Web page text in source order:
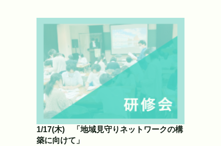
1/17(木) 「地域見守りネットワークの構
築に向けて」